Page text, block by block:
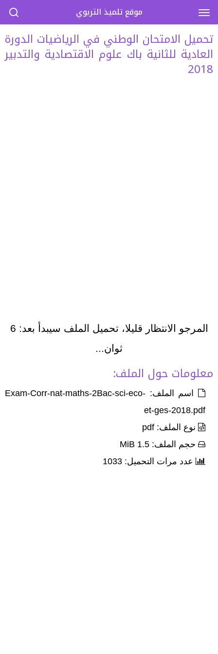
تحميل الامتحان الوطني في الرياضيات الدورة
العادية للثانية باك علوم الاقتصادية والتدبير
2018
المرجو الانتظار قليلا، تحميل الملف سيبدأ بعد: 5
ثوان...
معلومات حول الملف:
اسم الملف: Exam-Corr-nat-maths-2Bac-sci-eco-
et-ges-2018.pdf
نوع الملف: pdf
حجم الملف: 1.5 MiB
عدد مرات التحميل: 1033
موقع تلميذ التربوي